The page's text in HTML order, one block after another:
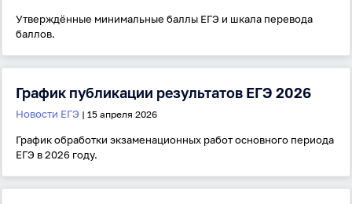
Антиспам:Загрузка...
Утверждённые минимальные баллы ЕГЭ и шкала перевода
баллов.
График публикации результатов ЕГЭ 2026
Новости ЕГЭ | 15 апреля 2026
График обработки экзаменационных работ основного периода
ЕГЭ в 2026 году.